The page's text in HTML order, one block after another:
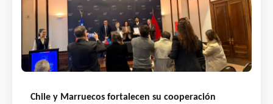
Chile y Marruecos fortalecen su cooperación